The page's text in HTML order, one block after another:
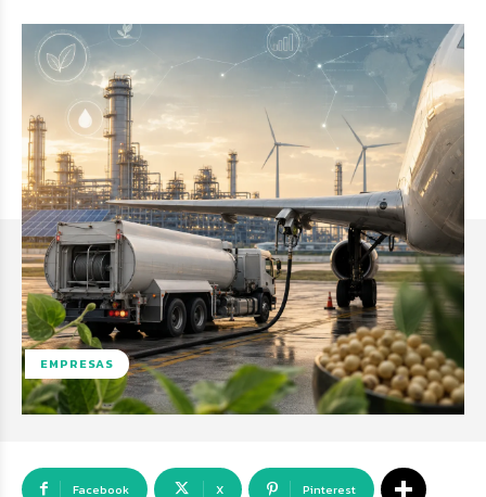
EMPRESAS
Facebook X Pinterest